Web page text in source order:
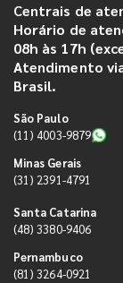
Centrais de
Horário de
08h às 17h
Atendimento
Brasil.
São Paulo
(11) 4003-9879
Minas Gerais
(31) 2391-4791
Santa Catarina
(48) 3380-9406
Pernambuco
(81) 3264-0921